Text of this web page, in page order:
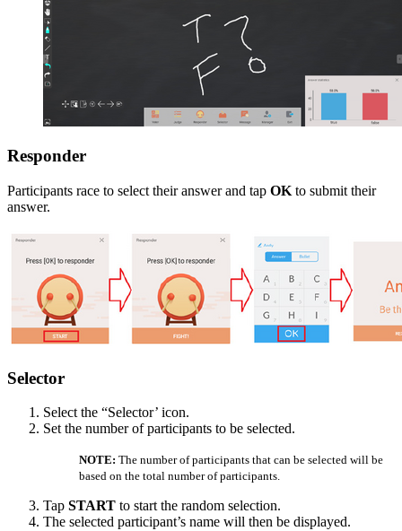
Responder
Participants race to select their answer and tap OK to submit their
answer.
Selector
Select the “Selector’ icon.
Set the number of participants to be selected.
NOTE: The number of participants that can be selected will be
based on the total number of participants.
Tap START to start the random selection.
The selected participant’s name will then be displayed.